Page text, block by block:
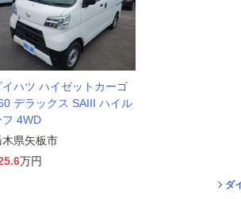
イハツ ハイゼットカーゴ
デラックス SAIII ハイル
フ 4WD
木県矢板市
万円
ダ